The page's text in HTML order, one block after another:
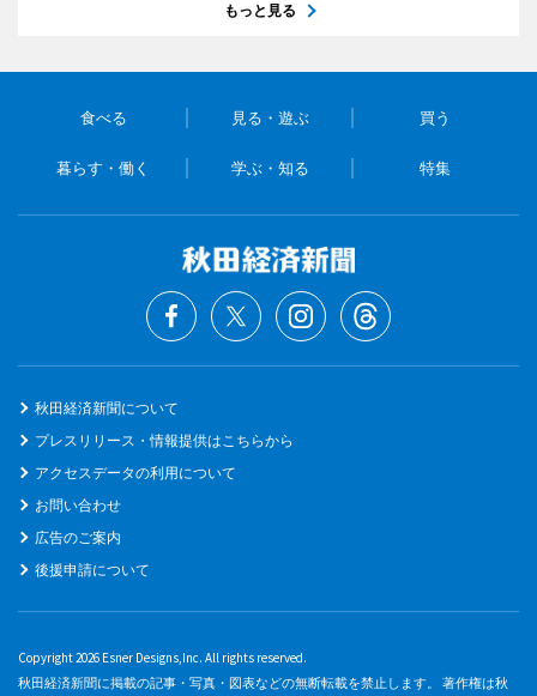
もっと見る
食べる 見る・遊ぶ 買う
暮らす・働く 学ぶ・知る 特集
秋田経済新聞について
プレスリリース・情報提供はこちらから
アクセスデータの利用について
お問い合わせ
広告のご案内
後援申請について
Copyright 2026 Esner Designs,Inc. All rights reserved.
秋田経済新聞に掲載の記事・写真・図表などの無断転載を禁止します。 著作権は秋